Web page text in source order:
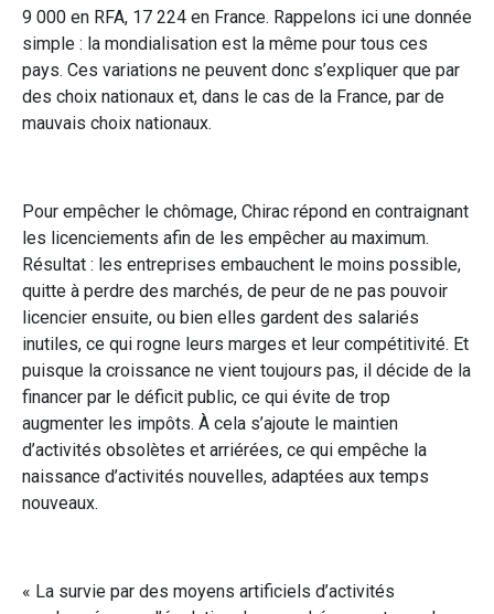
9 000 en RFA, 17 224 en France. Rappelons ici une donnée
simple : la mondialisation est la même pour tous ces
pays. Ces variations ne peuvent donc s’expliquer que par
des choix nationaux et, dans le cas de la France, par de
mauvais choix nationaux.
Pour empêcher le chômage, Chirac répond en contraignant
les licenciements afin de les empêcher au maximum.
Résultat : les entreprises embauchent le moins possible,
quitte à perdre des marchés, de peur de ne pas pouvoir
licencier ensuite, ou bien elles gardent des salariés
inutiles, ce qui rogne leurs marges et leur compétitivité. Et
puisque la croissance ne vient toujours pas, il décide de la
financer par le déficit public, ce qui évite de trop
augmenter les impôts. À cela s’ajoute le maintien
d’activités obsolètes et arriérées, ce qui empêche la
naissance d’activités nouvelles, adaptées aux temps
nouveaux.
« La survie par des moyens artificiels d’activités